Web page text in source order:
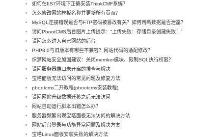
如何在IIS7环境下正确安装ThinkCMF系统？
怎么修改网站模板名称并更新所有页面？
MySQL连接错误是否与FTP密码被篡改有关？如何判断数据是否泄露？
请问PbootCMS后台图片上传提示：“上传失败：存储目录创建失败！”
请问怎么进入自己网站的后台
PHP8.0与旧版本有哪些不兼容？网站代码的适配修改？
织梦网站安全加固建议：关闭member模块、限制SQL执行权限？
请问服务器端口未开启的排查与解决
宝塔面板无法访问的常见问题及修复方法
pbootcms二开教程(pbootcms安装教程)
请问网站升级数据迁移之后无法访问
网站自动运行脚本出错怎么办？
服务器频繁出现宝塔面板无法访问的解决方法
网站后台登录与功能异常问题及解决方案
宝塔Linux面板安装失败的解决方法